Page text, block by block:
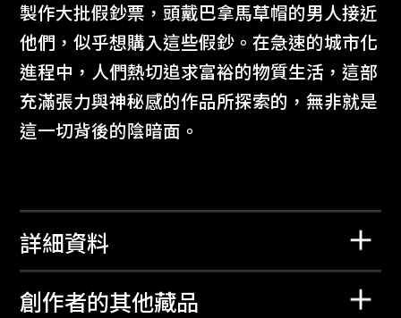
製作大批假鈔票，頭戴巴拿馬草帽的男人接近
他們，似乎想購入這些假鈔。在急速的城市化
進程中，人們熱切追求富裕的物質生活，這部
充滿張力與神秘感的作品所探索的，無非就是
這一切背後的陰暗面。
詳細資料
創作者的其他藏品